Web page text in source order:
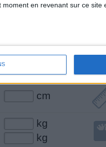
en revenant sur ce
un homme
cm
kg
kg